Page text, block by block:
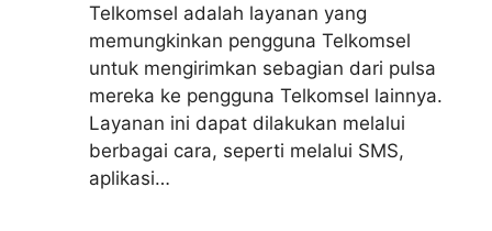
Telkomsel adalah layanan yang
memungkinkan pengguna Telkomsel
untuk mengirimkan sebagian dari pulsa
mereka ke pengguna Telkomsel lainnya.
Layanan ini dapat dilakukan melalui
berbagai cara, seperti melalui SMS,
aplikasi…